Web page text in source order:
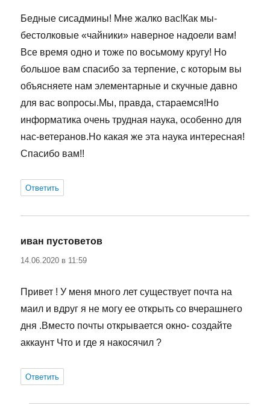
Бедные сисадмины! Мне жалко вас!Как мы-
бестолковые «чайники» наверное надоели вам!
Все время одно и тоже по восьмому кругу! Но
большое вам спасибо за терпение, с которым вы
объясняете нам элементарные и скучные давно
для вас вопросы.Мы, правда, стараемся!Но
информатика очень трудная наука, особенно для
нас-ветеранов.Но какая же эта наука интересная!
Спасибо вам!!
Ответить
иван пустоветов
14.06.2020 в 11:59
Привет ! У меня много лет существует почта на
маил и вдруг я не могу ее открыть со вчерашнего
дня .Вместо почты открывается окно- создайте
аккаунт Что и где я накосячил ?
Ответить